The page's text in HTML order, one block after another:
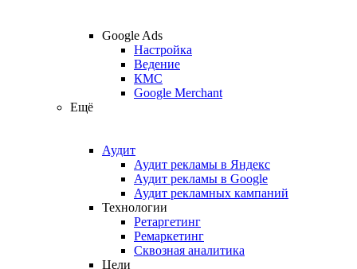
Google Ads
Настройка
Ведение
КМС
Google Merchant
Ещё
Аудит
Аудит рекламы в Яндекс
Аудит рекламы в Google
Аудит рекламных кампаний
Технологии
Ретаргетинг
Ремаркетинг
Сквозная аналитика
Цели